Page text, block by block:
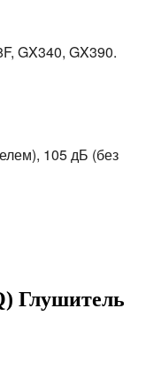
GX340, GX390.
105 дБ (без
Глушитель